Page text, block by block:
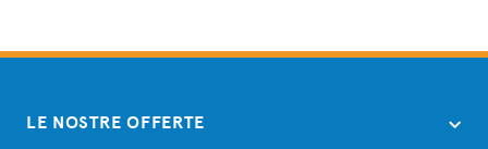
LE NOSTRE OFFERTE